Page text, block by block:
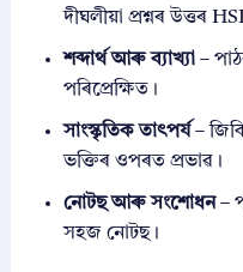
দীঘলীয়া প্ৰশ্নৰ উত্তৰ
শব্দাৰ্থ আৰু ব্যাখ্যা–
পৰিপ্রেক্ষিত।
সাংস্কৃতিক তাৎপৰ্য–
ভক্তিৰ ওপৰত প্ৰভাৱ।
নোটছ আৰু সংশোধন–
সহজ নোটছ।